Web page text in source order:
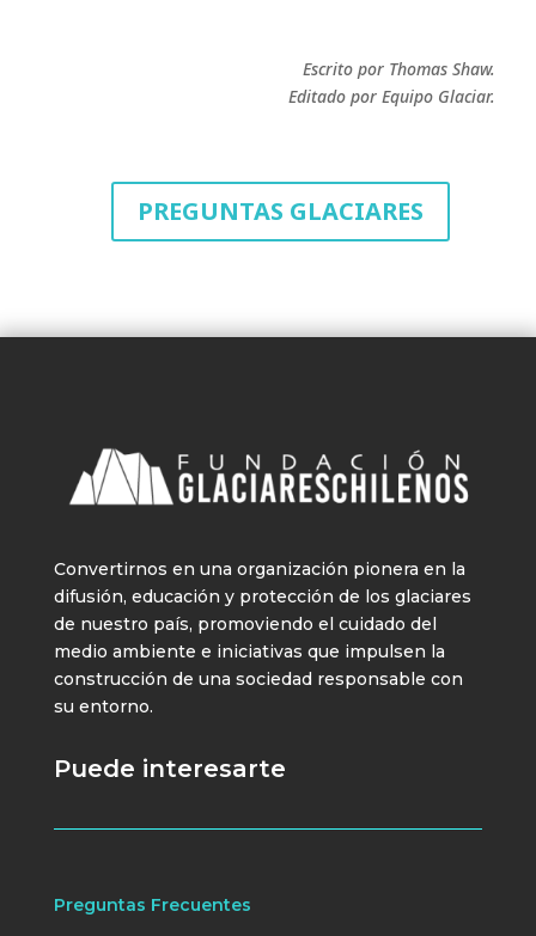
Escrito por Thomas Shaw.
Editado por Equipo Glaciar.
PREGUNTAS GLACIARES
Convertirnos en una organización pionera en la
difusión, educación y protección de los glaciares
de nuestro país, promoviendo el cuidado del
medio ambiente e iniciativas que impulsen la
construcción de una sociedad responsable con
su entorno.
Puede interesarte
Preguntas Frecuentes